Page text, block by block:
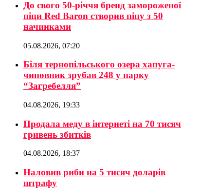
До свого 50-річчя бренд замороженої
піци Red Baron створив піцу з 50
начинками
05.08.2026, 07:20
Біля тернопільського озера хапуга-
чиновник зрубав 248 у парку
“Загребелля”
04.08.2026, 19:33
Продала меду в інтернеті на 70 тисяч
гривень збитків
04.08.2026, 18:37
Наловив риби на 5 тисяч доларів
штрафу